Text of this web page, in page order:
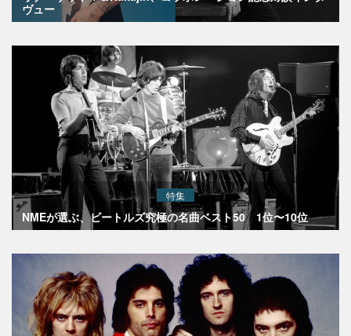
ヴュー
特集
NMEが選ぶ、ビートルズ究極の名曲ベスト50 1位〜10位